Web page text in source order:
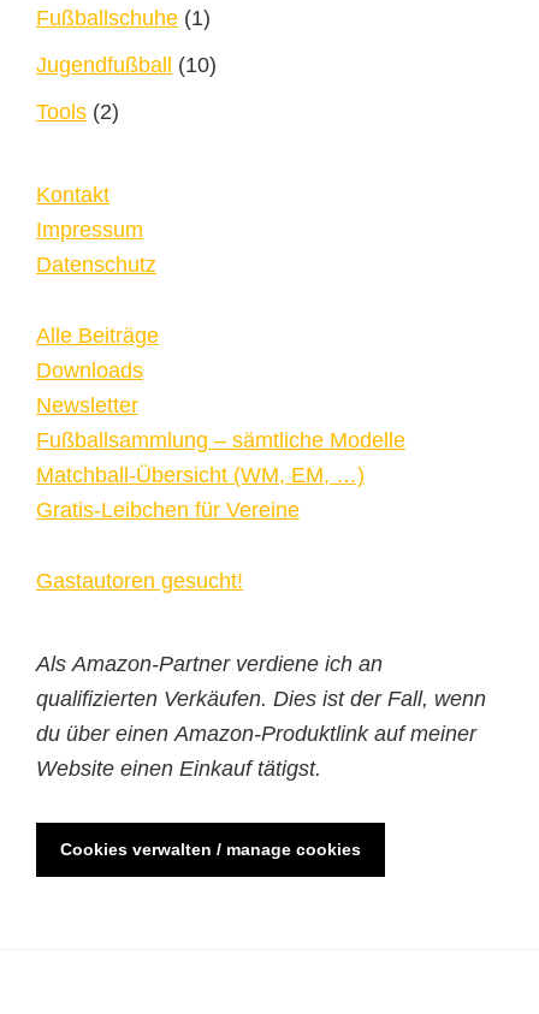
Fußballschuhe (1)
Jugendfußball (10)
Tools (2)
Kontakt
Impressum
Datenschutz
Alle Beiträge
Downloads
Newsletter
Fußballsammlung – sämtliche Modelle
Matchball-Übersicht (WM, EM, …)
Gratis-Leibchen für Vereine
Gastautoren gesucht!
Als Amazon-Partner verdiene ich an
qualifizierten Verkäufen. Dies ist der Fall, wenn
du über einen Amazon-Produktlink auf meiner
Website einen Einkauf tätigst.
Cookies verwalten / manage cookies